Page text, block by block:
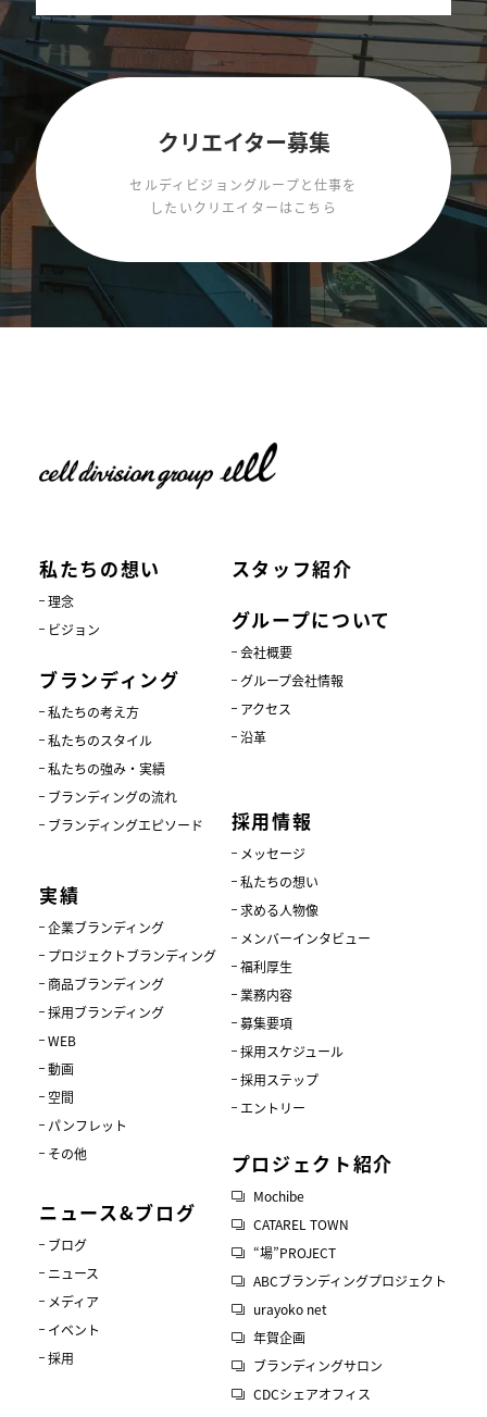
クリエイター募集
セルディビジョングループと仕事を
したいクリエイターはこちら
私たちの想い
理念
ビジョン
ブランディング
私たちの考え方
私たちのスタイル
私たちの強み・実績
ブランディングの流れ
ブランディングエピソード
実績
企業ブランディング
プロジェクトブランディング
商品ブランディング
採用ブランディング
WEB
動画
空間
パンフレット
その他
ニュース&ブログ
ブログ
ニュース
メディア
イベント
採用
スタッフ紹介
グループについて
会社概要
グループ会社情報
アクセス
沿革
採用情報
メッセージ
私たちの想い
求める人物像
メンバーインタビュー
福利厚生
業務内容
募集要項
採用スケジュール
採用ステップ
エントリー
プロジェクト紹介
Mochibe
CATAREL TOWN
“場”PROJECT
ABCブランディングプロジェクト
urayoko net
年賀企画
ブランディングサロン
CDCシェアオフィス